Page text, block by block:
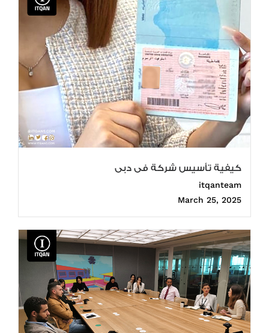
كيفية تأسيس شركة فى دبى
itqanteam
March 25, 2025